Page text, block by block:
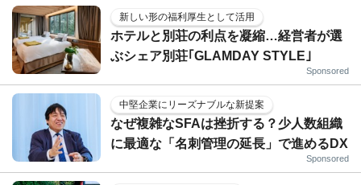
新しい形の福利厚生として活用
ホテルと別荘の利点を凝縮…経営者が選
ぶシェア別荘｢GLAMDAY STYLE｣
Sponsored
中堅企業にリーズナブルな新提案
なぜ複雑なSFAは挫折する？少人数組織
に最適な「名刺管理の延長」で進めるDX
Sponsored